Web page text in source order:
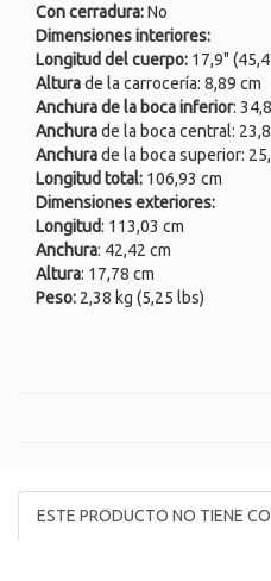
Con cerradura:No
Dimensiones interiores:
Longitud del cuerpo: 17,9"
Alturade la carrocería: 8,89 cm
Anchura de la boca inferior:
Anchurade la boca central:
Anchurade la boca superior:
Longitud total: 106,93 cm
Dimensiones exteriores:
Longitud: 113,03 cm
Anchura: 42,42 cm
Altura: 17,78 cm
Peso: 2,38 kg (5,25 lbs)
ESTE PRODUCTO NO TIENE